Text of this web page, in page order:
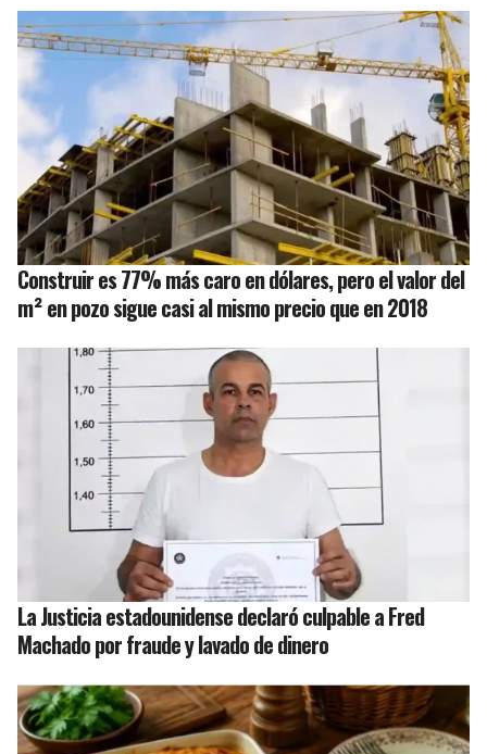
Construir es 77% más caro en dólares, pero el valor del
m² en pozo sigue casi al mismo precio que en 2018
La Justicia estadounidense declaró culpable a Fred
Machado por fraude y lavado de dinero